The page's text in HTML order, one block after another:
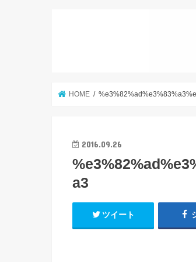
HOME
2016.09.26
a3
ツイート